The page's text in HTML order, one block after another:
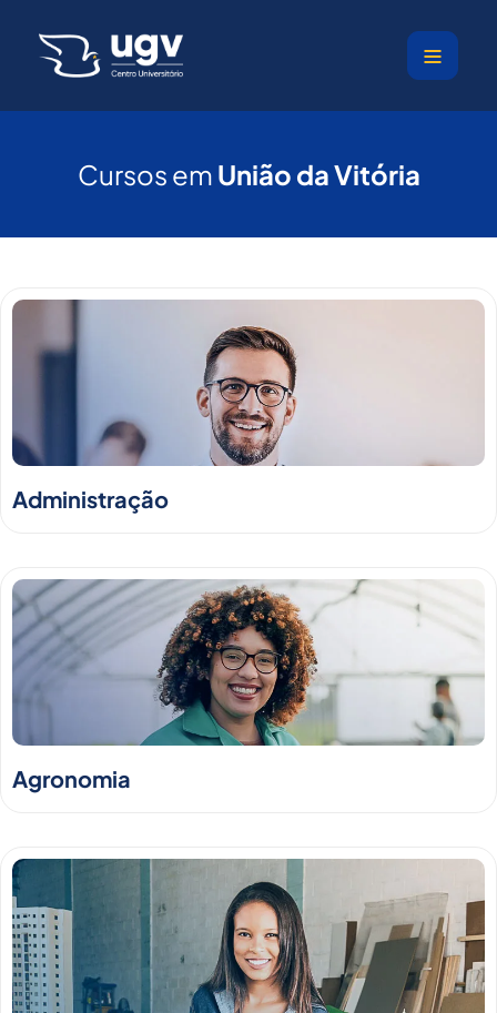
Cursos em União da Vitória
Administração
Agronomia